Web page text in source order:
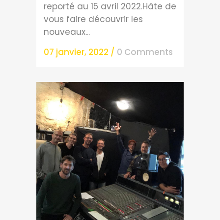
reporté au 15 avril 2022.Hâte de
vous faire découvrir les
nouveaux...
07 janvier, 2022 / 0 Comments